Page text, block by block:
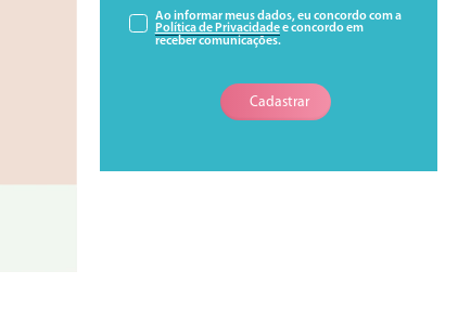
Ao informar meus dados, eu concordo com a
Política de Privacidadee concordo em
receber comunicações.
Cadastrar